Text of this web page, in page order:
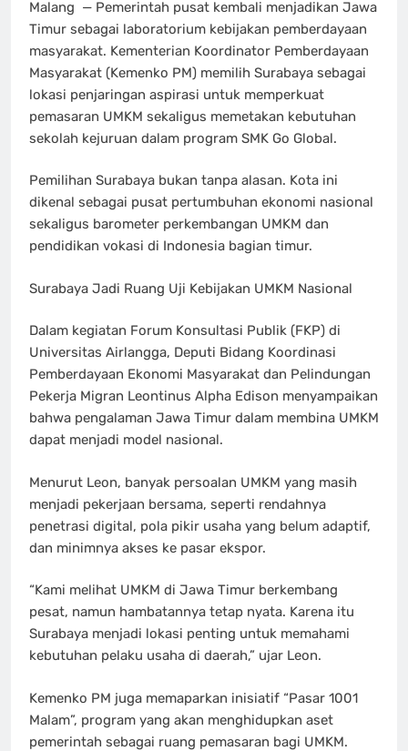
Malang — Pemerintah pusat kembali menjadikan Jawa
Timur sebagai laboratorium kebijakan pemberdayaan
masyarakat. Kementerian Koordinator Pemberdayaan
Masyarakat (Kemenko PM) memilih Surabaya sebagai
lokasi penjaringan aspirasi untuk memperkuat
pemasaran UMKM sekaligus memetakan kebutuhan
sekolah kejuruan dalam program SMK Go Global.
Pemilihan Surabaya bukan tanpa alasan. Kota ini
dikenal sebagai pusat pertumbuhan ekonomi nasional
sekaligus barometer perkembangan UMKM dan
pendidikan vokasi di Indonesia bagian timur.
Surabaya Jadi Ruang Uji Kebijakan UMKM Nasional
Dalam kegiatan Forum Konsultasi Publik (FKP) di
Universitas Airlangga, Deputi Bidang Koordinasi
Pemberdayaan Ekonomi Masyarakat dan Pelindungan
Pekerja Migran Leontinus Alpha Edison menyampaikan
bahwa pengalaman Jawa Timur dalam membina UMKM
dapat menjadi model nasional.
Menurut Leon, banyak persoalan UMKM yang masih
menjadi pekerjaan bersama, seperti rendahnya
penetrasi digital, pola pikir usaha yang belum adaptif,
dan minimnya akses ke pasar ekspor.
“Kami melihat UMKM di Jawa Timur berkembang
pesat, namun hambatannya tetap nyata. Karena itu
Surabaya menjadi lokasi penting untuk memahami
kebutuhan pelaku usaha di daerah,” ujar Leon.
Kemenko PM juga memaparkan inisiatif “Pasar 1001
Malam”, program yang akan menghidupkan aset
pemerintah sebagai ruang pemasaran bagi UMKM.